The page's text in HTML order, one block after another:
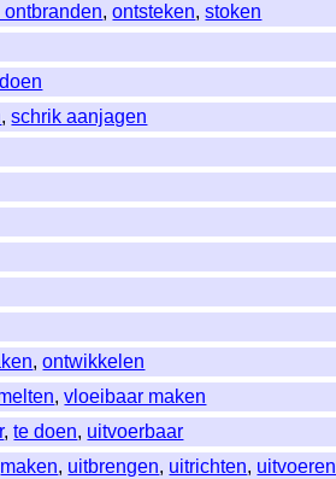
ontbranden,ontsteken,stoken
,schrik aanjagen
,ontwikkelen
,vloeibaar maken
,te doen, uitvoerbaar
maken, uitbrengen, uitrichten, uitvoeren